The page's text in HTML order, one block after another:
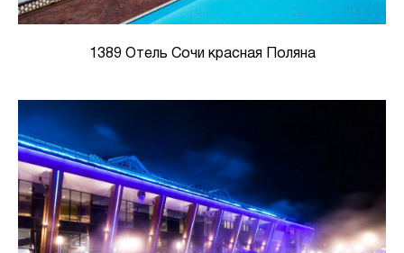
1389 Отель Сочи красная Поляна